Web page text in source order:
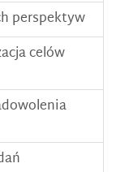
perspektyw
celów